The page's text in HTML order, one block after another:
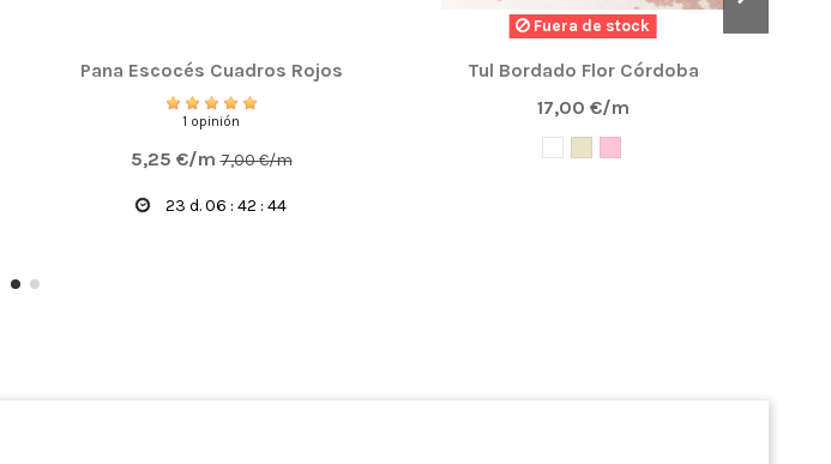
Pana Escocés Cuadros Rojos
1 opinión
5,25 €/m7,00 €/m
23 d.06 : 42 : 42
Fuera de stock
Tul Bordado Flor Córdoba
17,00 €/m